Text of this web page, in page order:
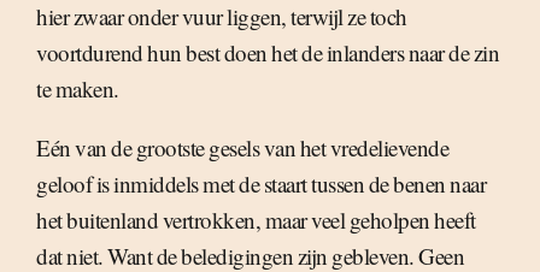
hier zwaar onder vuur liggen, terwijl ze toch
voortdurend hun best doen het de inlanders naar de zin
te maken.
Eén van de grootste gesels van het vredelievende
geloof is inmiddels met de staart tussen de benen naar
het buitenland vertrokken, maar veel geholpen heeft
dat niet. Want de beledigingen zijn gebleven. Geen